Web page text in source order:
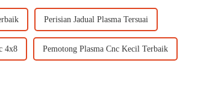
Perisian Jadual Plasma Tersuai
4x8 Pemotong Plasma Cnc Kecil Terbaik